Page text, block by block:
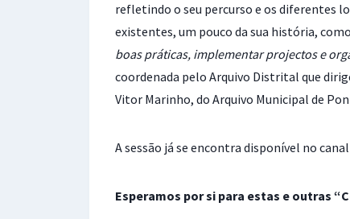
refletindo o seu percurso e os diferentes
existentes, um pouco da sua história,
boas práticas, implementar projectos e
coordenada pelo Arquivo Distrital que
Vitor Marinho, do Arquivo Municipal de
A sessão já se encontra disponível no canal
Esperamos por si para estas e outras